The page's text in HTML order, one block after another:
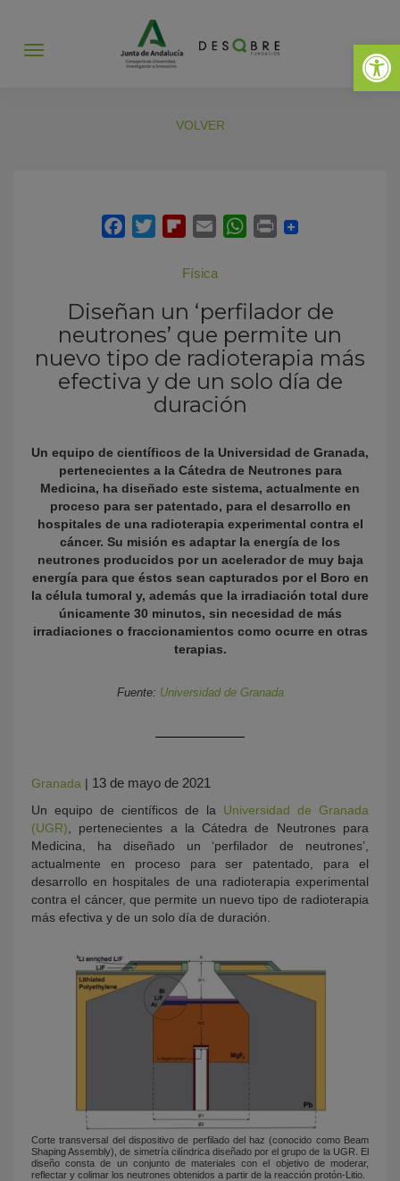
Abrir
Abrir
VOLVER
Física
Diseñan un ‘perfilador de
neutrones’ que permite un
nuevo tipo de radioterapia más
efectiva y de un solo día de
duración
Un equipo de científicos de la Universidad de Granada,
pertenecientes a la Cátedra de Neutrones para
Medicina, ha diseñado este sistema, actualmente en
proceso para ser patentado, para el desarrollo en
hospitales de una radioterapia experimental contra el
cáncer. Su misión es adaptar la energía de los
neutrones producidos por un acelerador de muy baja
energía para que éstos sean capturados por el Boro en
la célula tumoral y, además que la irradiación total dure
únicamente 30 minutos, sin necesidad de más
irradiaciones o fraccionamientos como ocurre en otras
terapias.
Fuente: Universidad de Granada
Granada | 13 de mayo de 2021
Un equipo de científicos de la Universidad de Granada
(UGR) , pertenecientes a la Cátedra de Neutrones para
Medicina, ha diseñado un ‘perfilador de neutrones’,
actualmente en proceso para ser patentado, para el
desarrollo en hospitales de una radioterapia experimental
contra el cáncer, que permite un nuevo tipo de radioterapia
más efectiva y de un solo día de duración.
Corte transversal del dispositivo de perfilado del haz (conocido como Beam
Shaping Assembly), de simetría cilíndrica diseñado por el grupo de la UGR. El
diseño consta de un conjunto de materiales con el objetivo de moderar,
reflectar y colimar los neutrones obtenidos a partir de la reacción protón-Litio.